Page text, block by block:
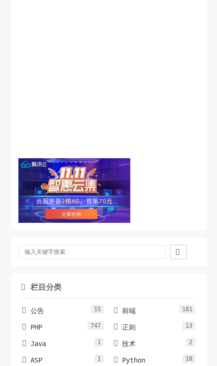

 栏目分类
 公告 15  前端 181
 PHP 747  正则 13
 Java 1  技术 2
 ASP 1  Python 18